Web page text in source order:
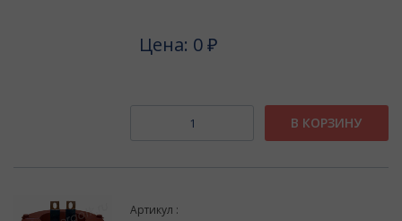
Цена: 0 ₽
В КОРЗИНУ
Артикул :